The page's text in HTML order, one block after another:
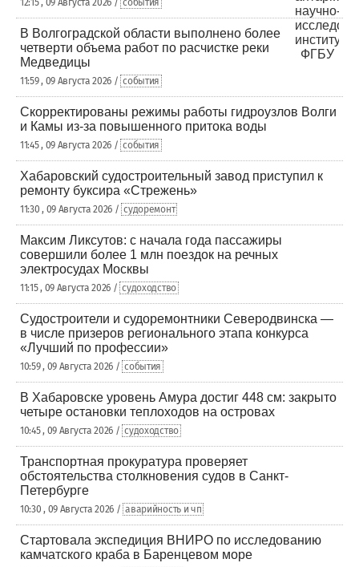
12:15 , 09 Августа 2026 / события
В Волгоградской области выполнено более
четверти объема работ по расчистке реки
Медведицы
11:59 , 09 Августа 2026 / события
Скорректированы режимы работы гидроузлов Волги
и Камы из-за повышенного притока воды
11:45 , 09 Августа 2026 / события
Хабаровский судостроительный завод приступил к
ремонту буксира «Стрежень»
11:30 , 09 Августа 2026 / судоремонт
Максим Ликсутов: с начала года пассажиры
совершили более 1 млн поездок на речных
электросудах Москвы
11:15 , 09 Августа 2026 / судоходство
Судостроители и судоремонтники Северодвинска —
в числе призеров регионального этапа конкурса
«Лучший по профессии»
10:59 , 09 Августа 2026 / события
В Хабаровске уровень Амура достиг 448 см: закрыто
четыре остановки теплоходов на островах
10:45 , 09 Августа 2026 / судоходство
Транспортная прокуратура проверяет
обстоятельства столкновения судов в Санкт-
Петербурге
10:30 , 09 Августа 2026 / аварийность и чп
Стартовала экспедиция ВНИРО по исследованию
камчатского краба в Баренцевом море